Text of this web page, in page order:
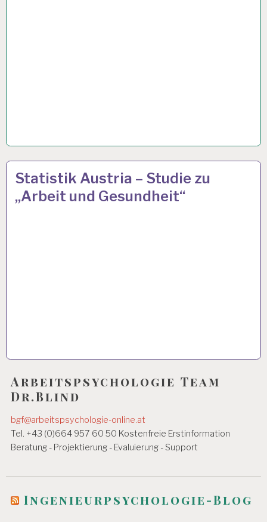
ARBEIT
UND
GESUNDHEIT…
Statistik Austria – Studie zu
„Arbeit und Gesundheit“
25 NOV. 2014
Arbeitspsychologie Team
Dr.Blind
bgf@arbeitspsychologie-online.at
Tel. +43 (0)664 957 60 50 Kostenfreie Erstinformation
Beratung - Projektierung - Evaluierung - Support
Ingenieurpsychologie-Blog